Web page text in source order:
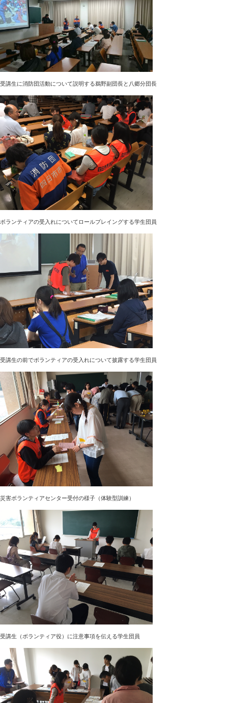
受講生に消防団活動について説明する鵜野副団長と八郷分団長
ボランティアの受入れについてロールプレイングする学生団員
受講生の前でボランティアの受入れについて披露する学生団員
災害ボランティアセンター受付の様子（体験型訓練）
受講生（ボランティア役）に注意事項を伝える学生団員